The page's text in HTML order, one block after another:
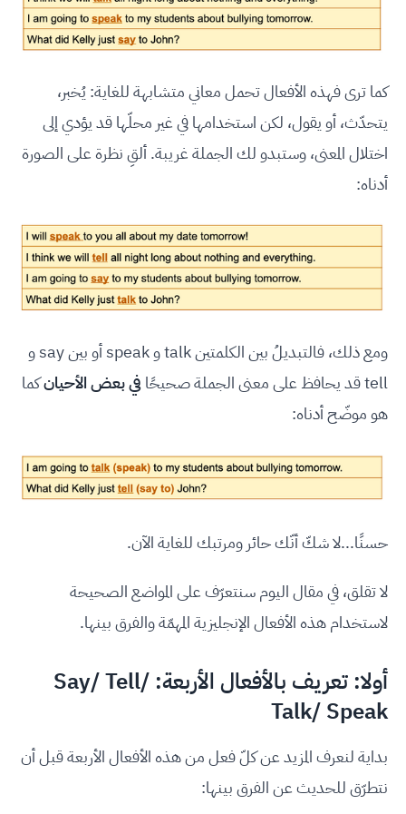
كما ترى فهذه الأفعال تحمل معاني متشابهة للغاية: يُخبر،
يتحدّث، أو يقول، لكن استخدامها في غير محلّها قد يؤدي إلى
اختلال المعنى، وستبدو لك الجملة غريبة. ألقِ نظرة على الصورة
أدناه:
ومع ذلك، فالتبديلُ بين الكلمتين talk و speak أو بين say و
tell قد يحافظ على معنى الجملة صحيحًا
في بعض الأحيانكما
هو موضّح أدناه:
حسنًا...لا شكّ أنّك حائر ومرتبك للغاية الآن.
لا تقلق، في مقال اليوم سنتعرّف على المواضع الصحيحة
لاستخدام هذه الأفعال الإنجليزية المهمّة والفرق بينها.
أولا: تعريف بالأفعال الأربعة: Say/ Tell/
Talk/ Speak
بداية لنعرف المزيد عن كلّ فعل من هذه الأفعال الأربعة قبل أن
نتطرّق للحديث عن الفرق بينها: